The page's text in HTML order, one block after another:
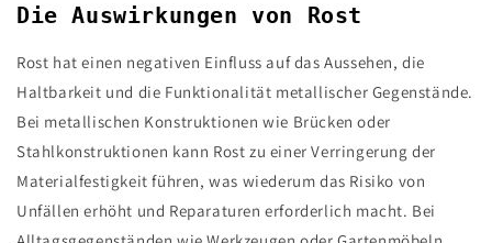
Die Auswirkungen von Rost
Rost hat einen negativen Einfluss auf das Aussehen, die
Haltbarkeit und die Funktionalität metallischer Gegenstände.
Bei metallischen Konstruktionen wie Brücken oder
Stahlkonstruktionen kann Rost zu einer Verringerung der
Materialfestigkeit führen, was wiederum das Risiko von
Unfällen erhöht und Reparaturen erforderlich macht. Bei